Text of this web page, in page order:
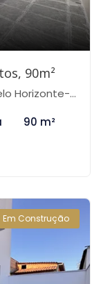
90m²
Horizonte-MG
90 m²
Em Construção